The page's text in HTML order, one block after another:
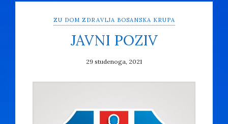
ZU DOM ZDRAVLJA BOSANSKA KRUPA
JAVNI POZIV
29 studenoga, 2021